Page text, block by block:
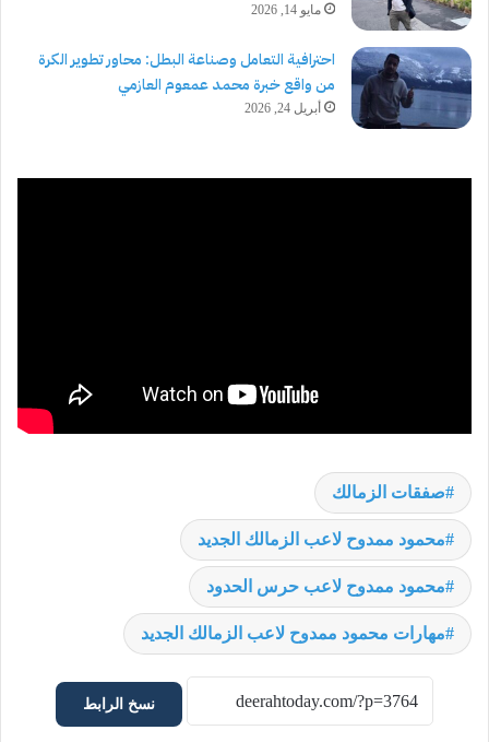
مايو 14, 2026
احترافية التعامل وصناعة البطل: محاور تطوير الكرة
من واقع خبرة محمد عمعوم العازمي
أبريل 24, 2026
صفقات الزمالك
محمود ممدوح لاعب الزمالك الجديد
محمود ممدوح لاعب حرس الحدود
مهارات محمود ممدوح لاعب الزمالك الجديد
نسخ الرابط